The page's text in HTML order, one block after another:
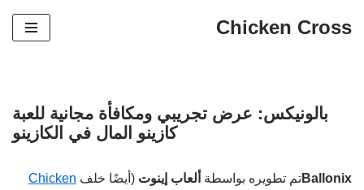
Chicken Cross
بالونيكس: عرض تجريبي ومكافأة مجانية للعبة
كازينو المال في الكازينو
Ballonixتم تطويره بواسطة ألعاب إينوت (أيضًا خلف
Chicken